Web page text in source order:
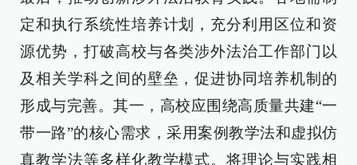
定和执行系统性培养计划，充分利用区位和资
源优势，打破高校与各类涉外法治工作部门以
及相关学科之间的壁垒，促进协同培养机制的
形成与完善。其一，高校应围绕高质量共建“一
带一路”的核心需求，采用案例教学法和虚拟仿
真教学法等多样化教学模式。将理论与实践相